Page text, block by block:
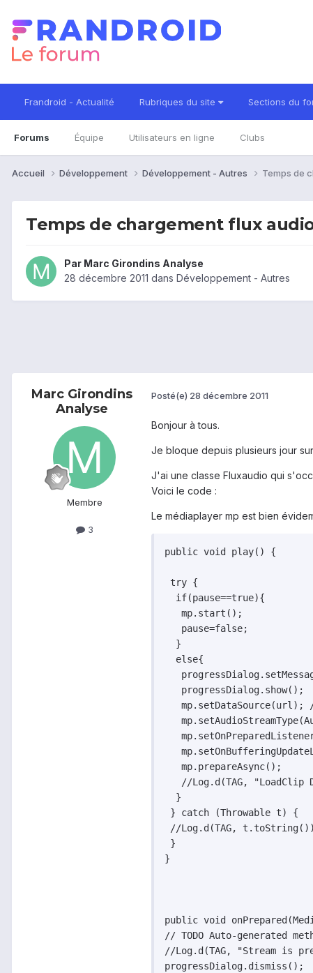
Frandroid - Actualité Rubriques du site Sections du
Forums Équipe Utilisateurs en ligne Clubs
Accueil Développement Développement - Autres Temps de
Temps de chargement flux
Par Marc Girondins Analyse
28 décembre 2011 dans Développement - Autres
Marc Girondins
Analyse
Membre
3
Posté(e) 28 décembre 2011
Bonjour à tous.
Je bloque depuis plusieurs jour
J'ai une classe Fluxaudio qui
Voici le code :
Le médiaplayer mp est bien
public void play() {
try {
  if(pause==true){
   mp.start();
   pause=false;
  }
  else{
   progressDialog.show();
mp.setDataSource(url);
   mp.prepareAsync();
//Log.d(TAG, "LoadClip
  }
} catch (Throwable t) {
//Log.d(TAG,
}
}
public void
// TODO Auto-generated
//Log.d(TAG, "Stream is
progressDialog.dismiss();